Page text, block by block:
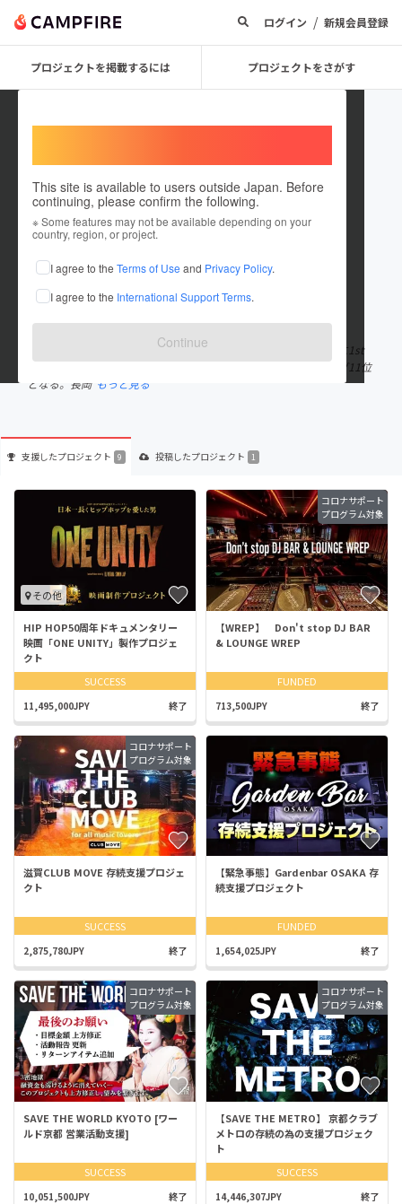
ログイン / 新規会員登録
プロジェクトを掲載するには プロジェクトをさがす
This site is available to users outside Japan. Before
continuing, please confirm the following.
※ Some features may not be available depending on your
country, region, or project.
I agree to the Terms of Use and Privacy Policy.
I agree to the International Support Terms.
Continue
EMUBEE
これまでに9回支援して1件のプロジェクトを投稿しています
在住国：日本 現在地：京都府
出身国：日本 出身地：京都府
2010年LAに単身渡米後EMUBEEとしてソロ活動を開始。2014年に1st
アルバム『Artistry』をリリース、iTunes HIP HOP日時ランキング11位
となる。長岡 もっと見る
支援したプロジェクト 9 投稿したプロジェクト 1
その他
HIP HOP50周年ドキュメンタリー
映画「ONE UNITY」製作プロジェ
クト
SUCCESS
11,495,000JPY 終了
コロナサポート
プログラム対象
【WREP】 Don't stop DJ BAR
& LOUNGE WREP
FUNDED
713,500JPY 終了
コロナサポート
プログラム対象
滋賀CLUB MOVE 存続支援プロジェ
クト
SUCCESS
2,875,780JPY 終了
【緊急事態】Gardenbar OSAKA 存
続支援プロジェクト
FUNDED
1,654,025JPY 終了
コロナサポート
プログラム対象
SAVE THE WORLD KYOTO [ワー
ルド京都 営業活動支援]
SUCCESS
10,051,500JPY 終了
コロナサポート
プログラム対象
【SAVE THE METRO】 京都クラブ
メトロの存続の為の支援プロジェク
ト
SUCCESS
14,446,307JPY 終了